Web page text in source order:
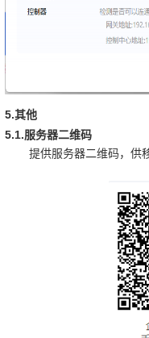
5.其他
5.1.服务器二维码
提供服务器二维码，供